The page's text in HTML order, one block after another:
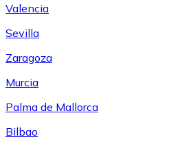
Valencia
Sevilla
Zaragoza
Murcia
Palma de Mallorca
Bilbao